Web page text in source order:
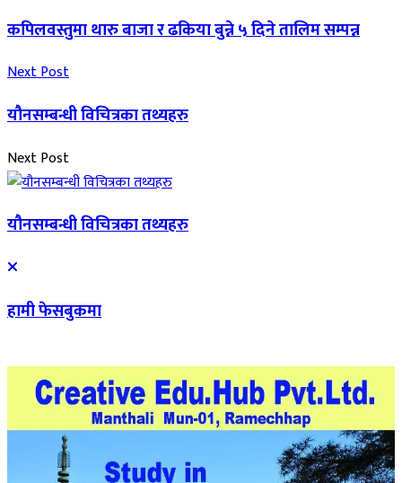
कपिलवस्तुमा थारु बाजा र ढकिया बुन्ने ५ दिने तालिम सम्पन्न
Next Post
यौनसम्बन्धी विचित्रका तथ्यहरु
Next Post
यौनसम्बन्धी विचित्रका तथ्यहरु
हामी फेसबुकमा